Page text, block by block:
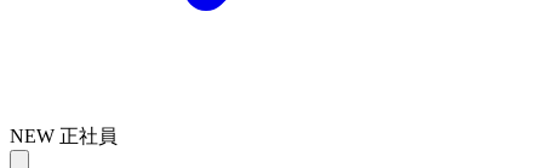
NEW 正社員